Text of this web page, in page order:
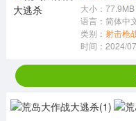
大小：77.9MB
语言：简体中
类别： 射击枪
时间：2024/